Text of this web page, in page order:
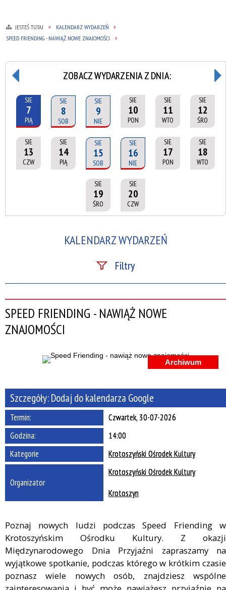
JESTEŚ TUTAJ
KALENDARZ WYDARZEŃ
SPEED FRIENDING - NAWIĄŻ NOWE ZNAJOMOŚCI
ZOBACZ WYDARZENIA Z DNIA:
SIE
7
PIĄ
SIE
8
SOB
SIE
9
NIE
SIE
10
PON
SIE
11
WTO
SIE
12
ŚRO
SIE
13
CZW
SIE
14
PIĄ
SIE
15
SOB
SIE
16
NIE
SIE
17
PON
SIE
18
WTO
SIE
19
ŚRO
SIE
20
CZW
KALENDARZ WYDARZEŃ
Filtry
Szukana fraza
Kategoria
—
Organizator
Promowane
SPEED FRIENDING - NAWIĄŻ NOWE
ZNAJOMOŚCI
Archiwum
Szczegóły:Dodaj do kalendarza Google
Termin:
Czwartek, 30-07-2026
Godzina:
14:00
Kategorie
Krotoszyński Ośrodek Kultury
Organizator
Krotoszyński Ośrodek Kultury
Krotoszyn
Poznaj nowych ludzi podczas Speed Friending w
Krotoszyńskim Ośrodku Kultury. Z okazji
Międzynarodowego Dnia Przyjaźni zapraszamy na
wyjątkowe spotkanie, podczas którego w krótkim czasie
poznasz wiele nowych osób, znajdziesz wspólne